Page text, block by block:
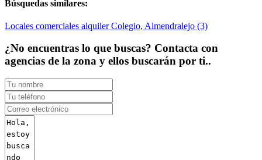
Búsquedas similares:
Locales comerciales alquiler Colegio, Almendralejo (3)
¿No encuentras lo que buscas? Contacta con
agencias de la zona y ellos buscarán por ti..